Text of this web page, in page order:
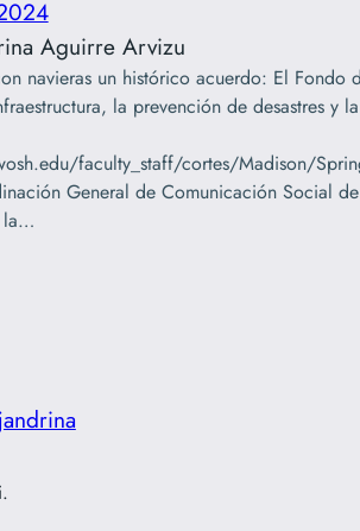
Aguirre Arvizu
navieras un histórico acuerdo: El
la prevención de desastres y
faculty_staff/cortes/Madison/
General de Comunicación Social
la…